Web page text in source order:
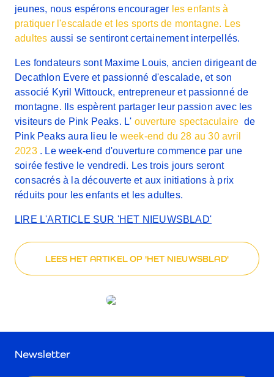
jeunes, nous espérons encourager les enfants à
pratiquer l'escalade et les sports de montagne. Les
adultes aussi se sentiront certainement interpellés.
Les fondateurs sont Maxime Louis, ancien dirigeant de
Decathlon Evere et passionné d'escalade, et son
associé Kyril Wittouck, entrepreneur et passionné de
montagne. Ils espèrent partager leur passion avec les
visiteurs de Pink Peaks. L' ouverture spectaculaire de
Pink Peaks aura lieu le week-end du 28 au 30 avril
2023. Le week-end d'ouverture commence par une
soirée festive le vendredi. Les trois jours seront
consacrés à la découverte et aux initiations à prix
réduits pour les enfants et les adultes.
LIRE L'ARTICLE SUR 'HET NIEUWSBLAD'
LEES HET ARTIKEL OP 'HET NIEUWSBLAD'
Newsletter